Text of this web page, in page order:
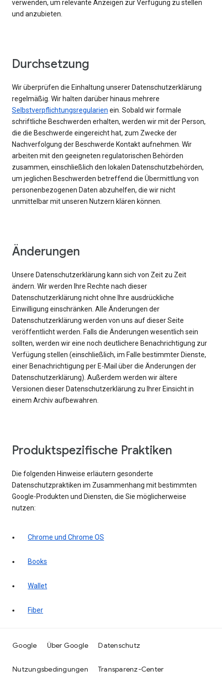
verwenden, um relevante Anzeigen zur Verfügung zu stellen
und anzubieten.
Durchsetzung
Wir überprüfen die Einhaltung unserer Datenschutzerklärung
regelmäßig. Wir halten darüber hinaus mehrere
Selbstverpflichtungsregularien ein. Sobald wir formale
schriftliche Beschwerden erhalten, werden wir mit der Person,
die die Beschwerde eingereicht hat, zum Zwecke der
Nachverfolgung der Beschwerde Kontakt aufnehmen. Wir
arbeiten mit den geeigneten regulatorischen Behörden
zusammen, einschließlich den lokalen Datenschutzbehörden,
um jeglichen Beschwerden betreffend die Übermittlung von
personenbezogenen Daten abzuhelfen, die wir nicht
unmittelbar mit unseren Nutzern klären können.
Änderungen
Unsere Datenschutzerklärung kann sich von Zeit zu Zeit
ändern. Wir werden Ihre Rechte nach dieser
Datenschutzerklärung nicht ohne Ihre ausdrückliche
Einwilligung einschränken. Alle Änderungen der
Datenschutzerklärung werden von uns auf dieser Seite
veröffentlicht werden. Falls die Änderungen wesentlich sein
sollten, werden wir eine noch deutlichere Benachrichtigung zur
Verfügung stellen (einschließlich, im Falle bestimmter Dienste,
einer Benachrichtigung per E-Mail über die Änderungen der
Datenschutzerklärung). Außerdem werden wir ältere
Versionen dieser Datenschutzerklärung zu Ihrer Einsicht in
einem Archiv aufbewahren.
Produktspezifische Praktiken
Die folgenden Hinweise erläutern gesonderte
Datenschutzpraktiken im Zusammenhang mit bestimmten
Google-Produkten und Diensten, die Sie möglicherweise
nutzen:
Chrome und Chrome OS
Books
Wallet
Fiber
Google Über Google Datenschutz
Nutzungsbedingungen Transparenz-Center